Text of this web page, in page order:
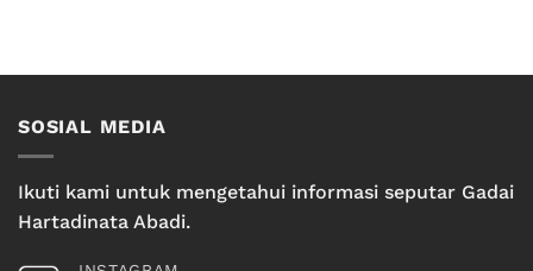
SOSIAL MEDIA
Ikuti kami untuk mengetahui informasi seputar Gadai
Hartadinata Abadi.